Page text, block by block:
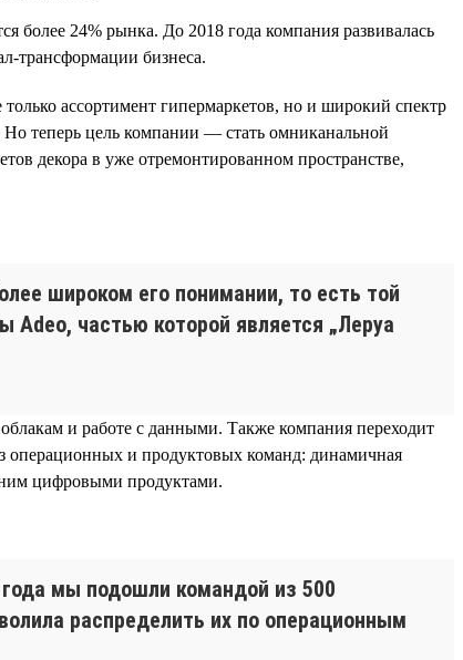
более 24% рынка. До 2018 года компания развивалась
трансформации бизнеса.
ассортимент гипермаркетов, но и широкий спектр
теперь цель компании — стать омниканальной
декора в уже отремонтированном пространстве,
широком его понимании, то есть той
Adeo, частью которой является „Леруа
и работе с данными. Также компания переходит
операционных и продуктовых команд: динамичная
ним цифровыми продуктами.
мы подошли командой из 500
распределить их по операционным